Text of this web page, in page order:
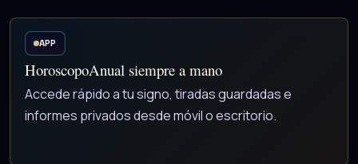
APP
HoroscopoAnual siempre a mano
Accede rápido a tu signo, tiradas guardadas e
informes privados desde móvil o escritorio.